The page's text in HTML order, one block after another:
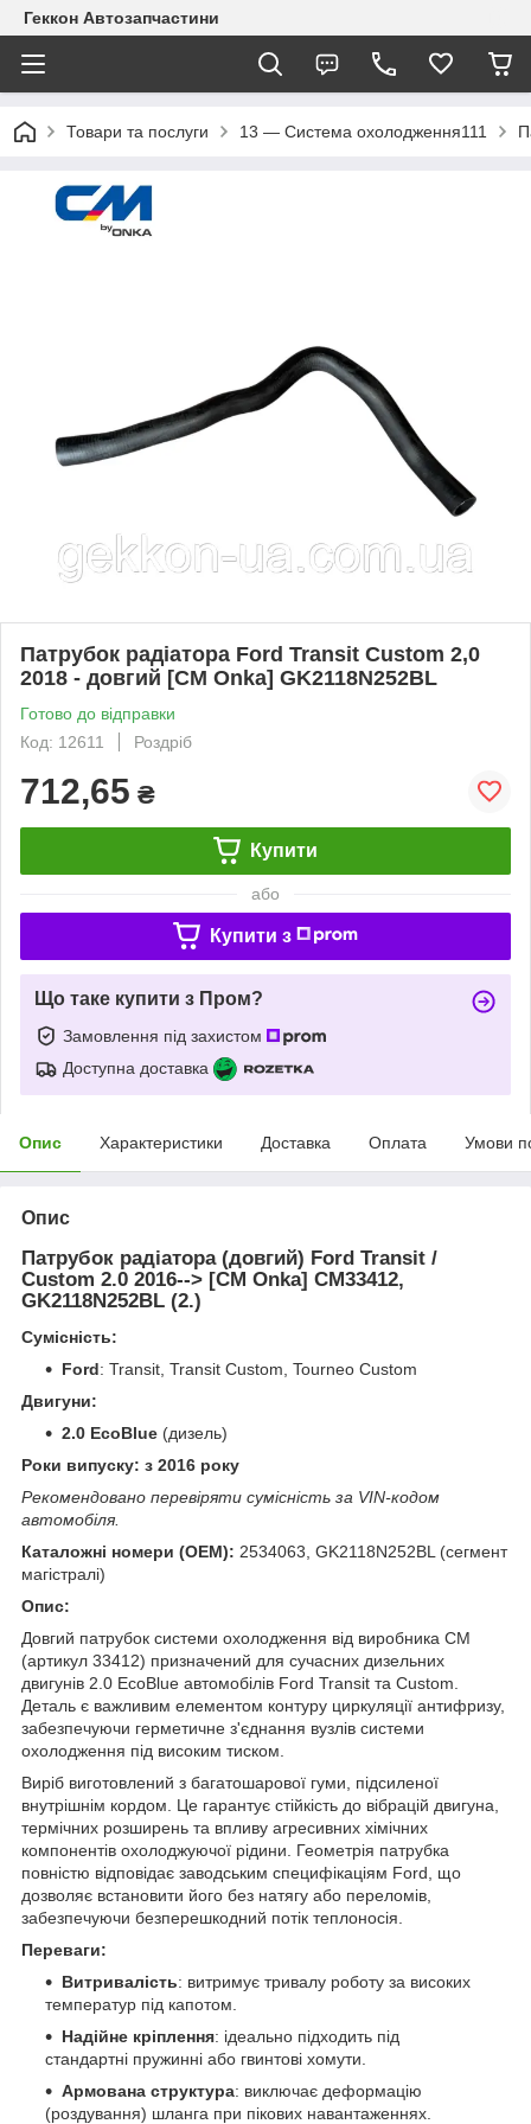
Геккон Автозапчастини
Товари та послуги 13 — Система охолодження111
Патрубок радіатора Ford Transit Custom 2,0
2018 - довгий [CM Onka] GK2118N252BL
Готово до відправки
Код: 12611
Роздріб
712,65 ₴
Купити
або
Купити з
Що таке купити з Пром?
Замовлення під захистом
Доступна доставка
Опис Характеристики Доставка Оплата Умови
Опис
Патрубок радіатора (довгий) Ford Transit /
Custom 2.0 2016--> [СМ Onka] CM33412,
GK2118N252BL (2.)
Сумісність:
Ford: Transit, Transit Custom, Tourneo Custom
Двигуни:
2.0 EcoBlue (дизель)
Роки випуску: з 2016 року
Рекомендовано перевіряти сумісність за VIN-кодом
автомобіля.
Каталожні номери (OEM): 2534063, GK2118N252BL (сегмент
магістралі)
Опис:
Довгий патрубок системи охолодження від виробника CM
(артикул 33412) призначений для сучасних дизельних
двигунів 2.0 EcoBlue автомобілів Ford Transit та Custom.
Деталь є важливим елементом контуру циркуляції антифризу,
забезпечуючи герметичне з'єднання вузлів системи
охолодження під високим тиском.
Виріб виготовлений з багатошарової гуми, підсиленої
внутрішнім кордом. Це гарантує стійкість до вібрацій двигуна,
термічних розширень та впливу агресивних хімічних
компонентів охолоджуючої рідини. Геометрія патрубка
повністю відповідає заводським специфікаціям Ford, що
дозволяє встановити його без натягу або переломів,
забезпечуючи безперешкодний потік теплоносія.
Переваги:
Витривалість: витримує тривалу роботу за високих
температур під капотом.
Надійне кріплення: ідеально підходить під
стандартні пружинні або гвинтові хомути.
Армована структура: виключає деформацію
(роздування) шланга при пікових навантаженнях.